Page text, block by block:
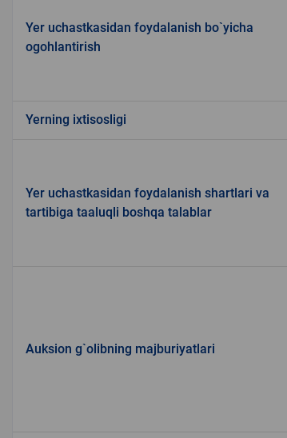
Yer uchastkasidan foydalanish bo`yicha
ogohlantirish
Yerning ixtisosligi
Yer uchastkasidan foydalanish shartlari va
tartibiga taaluqli boshqa talablar
Auksion g`olibning majburiyatlari